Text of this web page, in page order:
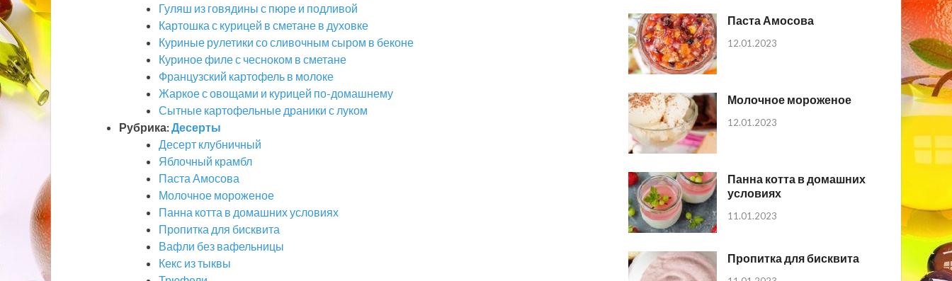
Гуляш из говядины с пюре и подливой
Картошка с курицей в сметане в духовке
Куриные рулетики со сливочным сыром в беконе
Куриное филе с чесноком в сметане
Французский картофель в молоке
Жаркое с овощами и курицей по-домашнему
Сытные картофельные драники с луком
Рубрика: Десерты
Десерт клубничный
Яблочный крамбл
Паста Амосова
Молочное мороженое
Панна котта в домашних условиях
Пропитка для бисквита
Вафли без вафельницы
Кекс из тыквы
Паста Амосова
12.01.2023
Молочное мороженое
12.01.2023
Панна котта в домашних
условиях
11.01.2023
Пропитка для бисквита